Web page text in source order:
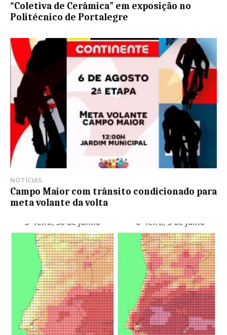
“Coletiva de Cerâmica” em exposição no
Politécnico de Portalegre
NOTÍCIAS
Campo Maior com trânsito condicionado para
meta volante da volta